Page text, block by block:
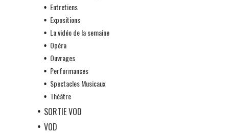
Entretiens
Expositions
La vidéo de la semaine
Opéra
Ouvrages
Performances
Spectacles Musicaux
Théâtre
SORTIE VOD
VOD